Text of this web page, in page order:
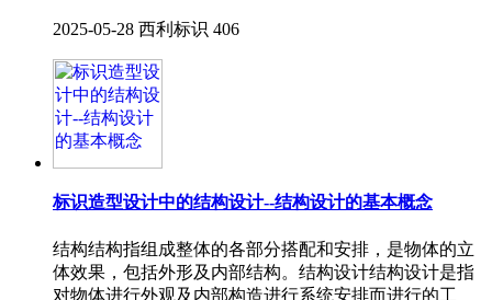
2025-05-28 西利标识 406
标识造型设计中的结构设计--结构设计的基本概念
结构结构指组成整体的各部分搭配和安排，是物体的立
体效果，包括外形及内部结构。结构设计结构设计是指
对物体进行外观及内部构造进行系统安排而进行的工